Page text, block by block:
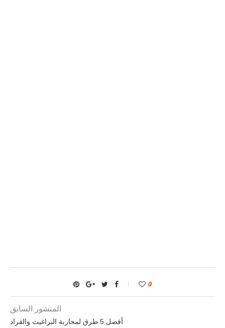
0
المنشور السابق
أفضل 5 طرق لمحاربة البراغيث والقراد